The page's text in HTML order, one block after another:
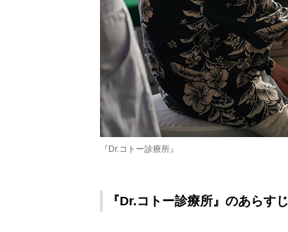
『Dr.コトー診療所』
『Dr.コトー診療所』のあらすじ